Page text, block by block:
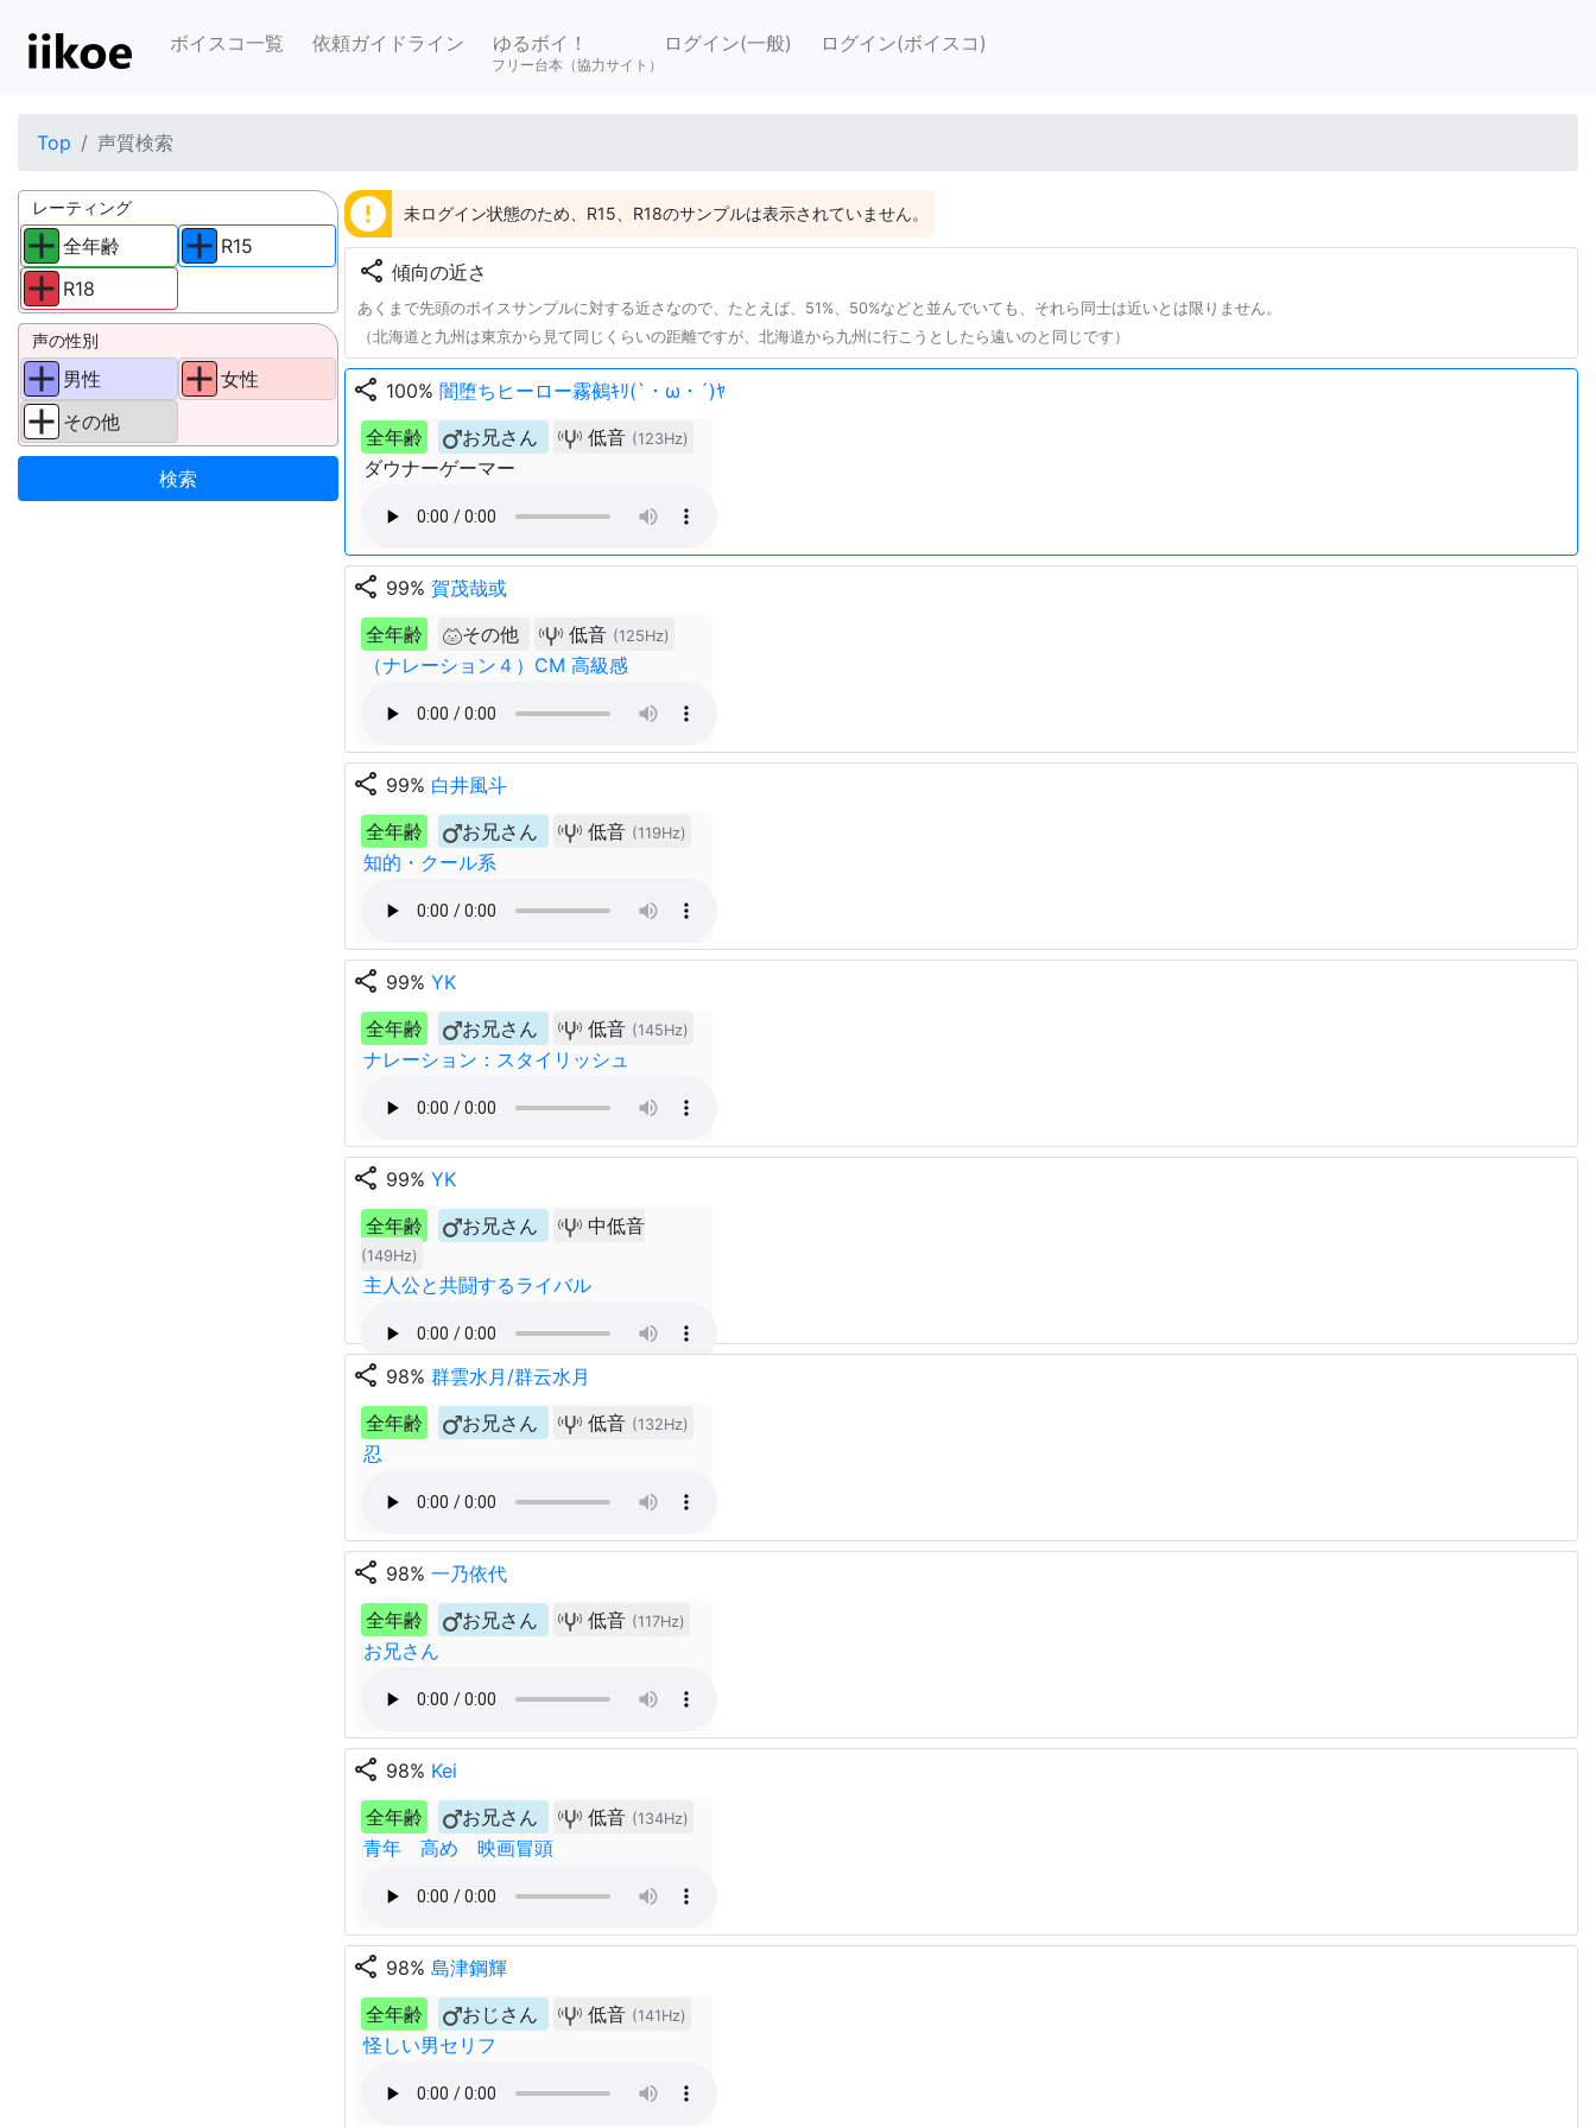
ボイスコ一覧 依頼ガイドライン ゆるボイ！
フリー台本（協力サイト）
ログイン(一般) ログイン(ボイスコ)
Top 声質検索
レーティング
全年齢
R18
R15
声の性別
男性
その他
女性
error 未ログイン状態のため、R15、R18のサンプルは表示されていません。
share 傾向の近さ
あくまで先頭のボイスサンプルに対する近さなので、たとえば、51%、50%などと並んでいても、それら同士は近いとは限りません。
（北海道と九州は東京から見て同じくらいの距離ですが、北海道から九州に行こうとしたら遠いのと同じです）
share 100% 闇堕ちヒーロー霧鵺ｷﾘ(`・ω・´)ﾔ
全年齢
お兄さん 低音 (123Hz)
ダウナーゲーマー
share 99% 賀茂哉或
全年齢
その他 低音 (125Hz)
（ナレーション４）CM 高級感
share 99% 白井風斗
全年齢
お兄さん 低音 (119Hz)
知的・クール系
share 99% YK
全年齢
お兄さん 低音 (145Hz)
ナレーション：スタイリッシュ
share 99% YK
全年齢
お兄さん 中低音
(149Hz)
主人公と共闘するライバル
share 98% 群雲水月/群云水月
全年齢
お兄さん 低音 (132Hz)
忍
share 98% 一乃依代
全年齢
お兄さん 低音 (117Hz)
お兄さん
share 98% Kei
全年齢
お兄さん 低音 (134Hz)
青年 高め 映画冒頭
share 98% 島津鋼輝
全年齢
おじさん 低音 (141Hz)
怪しい男セリフ